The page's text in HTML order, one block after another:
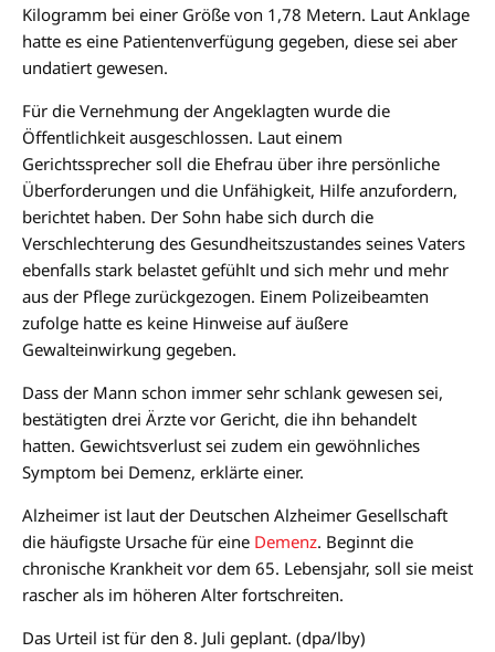
Kilogramm bei einer Größe von 1,78 Metern. Laut Anklage
hatte es eine Patientenverfügung gegeben, diese sei aber
undatiert gewesen.
Für die Vernehmung der Angeklagten wurde die
Öffentlichkeit ausgeschlossen. Laut einem
Gerichtssprecher soll die Ehefrau über ihre persönliche
Überforderungen und die Unfähigkeit, Hilfe anzufordern,
berichtet haben. Der Sohn habe sich durch die
Verschlechterung des Gesundheitszustandes seines Vaters
ebenfalls stark belastet gefühlt und sich mehr und mehr
aus der Pflege zurückgezogen. Einem Polizeibeamten
zufolge hatte es keine Hinweise auf äußere
Gewalteinwirkung gegeben.
Dass der Mann schon immer sehr schlank gewesen sei,
bestätigten drei Ärzte vor Gericht, die ihn behandelt
hatten. Gewichtsverlust sei zudem ein gewöhnliches
Symptom bei Demenz, erklärte einer.
Alzheimer ist laut der Deutschen Alzheimer Gesellschaft
die häufigste Ursache für eine Demenz. Beginnt die
chronische Krankheit vor dem 65. Lebensjahr, soll sie meist
rascher als im höheren Alter fortschreiten.
Das Urteil ist für den 8. Juli geplant. (dpa/lby)